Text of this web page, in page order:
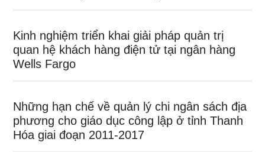
Kinh nghiệm triển khai giải pháp quản trị
quan hệ khách hàng điện tử tại ngân hàng
Wells Fargo
Những hạn chế về quản lý chi ngân sách địa
phương cho giáo dục công lập ở tỉnh Thanh
Hóa giai đoạn 2011-2017